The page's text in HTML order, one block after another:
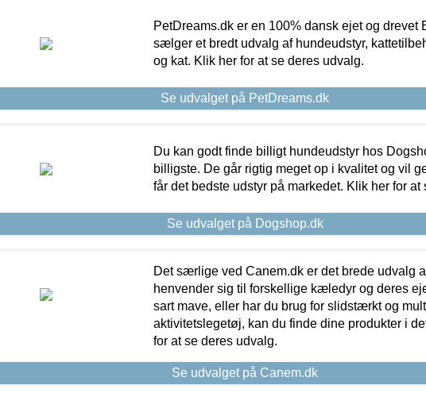
PetDreams.dk er en 100% dansk ejet og drevet
sælger et bredt udvalg af hundeudstyr,
og kat. Klik her for at se deres udvalg.
Se udvalget på PetDreams.dk
Du kan godt finde billigt hundeudstyr hos
billigste. De går rigtig meget op i kvalitet og vil
får det bedste udstyr på markedet. Klik her for at
Se udvalget på Dogshop.dk
Det særlige ved Canem.dk er det brede udvalg
henvender sig til forskellige kæledyr og deres
sart mave, eller har du brug for slidstærkt og
aktivitetslegetøj, kan du finde dine produkter i
for at se deres udvalg.
Se udvalget på Canem.dk